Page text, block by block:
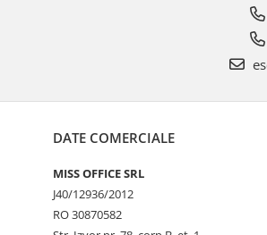
DATE COMERCIALE
MISS OFFICE SRL
J40/12936/2012
RO 30870582